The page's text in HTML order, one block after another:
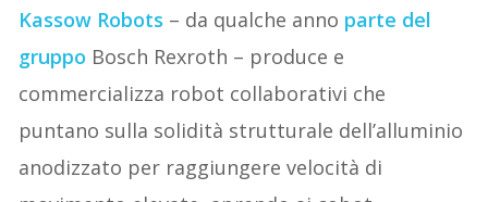
Kassow Robots – da qualche anno parte del
gruppo Bosch Rexroth – produce e
commercializza robot collaborativi che
puntano sulla solidità strutturale dell’alluminio
anodizzato per raggiungere velocità di